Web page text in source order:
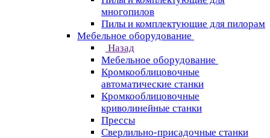
многопилов
Пилы и комплектующие для пилорам
Мебельное оборудование
Назад
Мебельное оборудование
Кромкооблицовочные
автоматические станки
Кромкооблицовочные
криволинейные станки
Прессы
Сверлильно-присадочные станки